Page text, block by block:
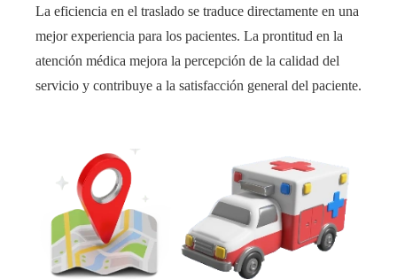
La eficiencia en el traslado se traduce directamente en una
mejor experiencia para los pacientes. La prontitud en la
atención médica mejora la percepción de la calidad del
servicio y contribuye a la satisfacción general del paciente.